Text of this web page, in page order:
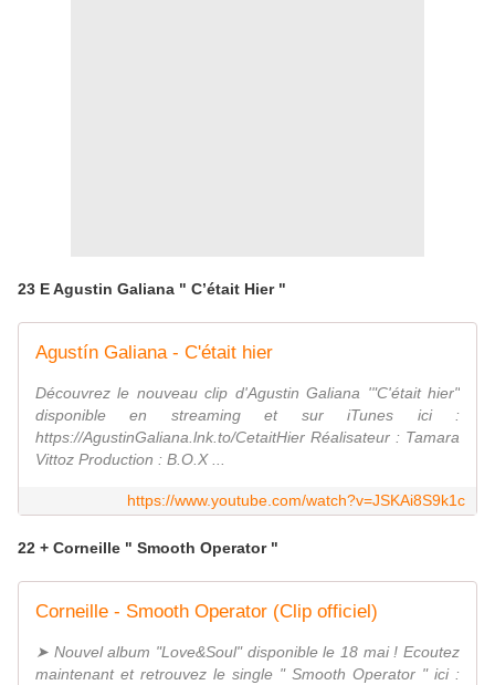
23 E Agustin Galiana " C’était Hier "
Agustín Galiana - C'était hier
Découvrez le nouveau clip d'Agustin Galiana '"C'était hier"
disponible en streaming et sur iTunes ici :
https://AgustinGaliana.lnk.to/CetaitHier Réalisateur : Tamara
Vittoz Production : B.O.X ...
https://www.youtube.com/watch?v=JSKAi8S9k1c
22 + Corneille " Smooth Operator "
Corneille - Smooth Operator (Clip officiel)
➤ Nouvel album "Love&Soul" disponible le 18 mai ! Ecoutez
maintenant et retrouvez le single " Smooth Operator " ici :